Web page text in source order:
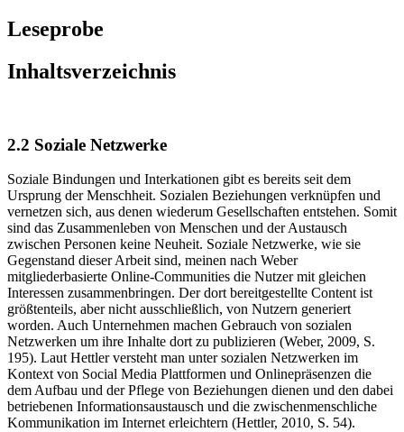
Leseprobe
Inhaltsverzeichnis
2.2 Soziale Netzwerke
Soziale Bindungen und Interkationen gibt es bereits seit dem
Ursprung der Menschheit. Sozialen Beziehungen verknüpfen und
vernetzen sich, aus denen wiederum Gesellschaften entstehen. Somit
sind das Zusammenleben von Menschen und der Austausch
zwischen Personen keine Neuheit. Soziale Netzwerke, wie sie
Gegenstand dieser Arbeit sind, meinen nach Weber
mitgliederbasierte Online-Communities die Nutzer mit gleichen
Interessen zusammenbringen. Der dort bereitgestellte Content ist
größtenteils, aber nicht ausschließlich, von Nutzern generiert
worden. Auch Unternehmen machen Gebrauch von sozialen
Netzwerken um ihre Inhalte dort zu publizieren (Weber, 2009, S.
195). Laut Hettler versteht man unter sozialen Netzwerken im
Kontext von Social Media Plattformen und Onlinepräsenzen die
dem Aufbau und der Pflege von Beziehungen dienen und den dabei
betriebenen Informationsaustausch und die zwischenmenschliche
Kommunikation im Internet erleichtern (Hettler, 2010, S. 54).